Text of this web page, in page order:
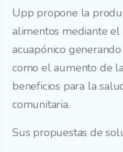
Upp propone la
alimentos mediante
acuapónico
como el aumento de
beneficios para la
comunitaria.
Sus propuestas de